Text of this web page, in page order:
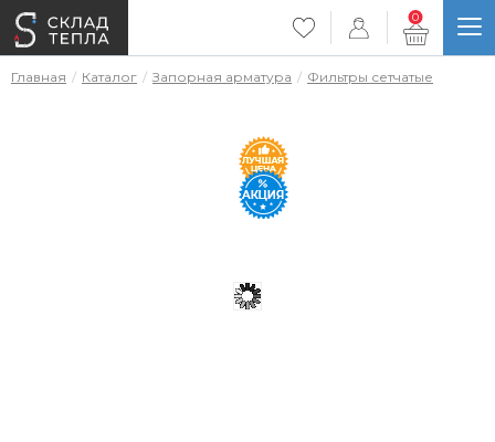
0
Главная Каталог Запорная арматура Фильтры сетчатые